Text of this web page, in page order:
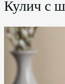
Кулич с